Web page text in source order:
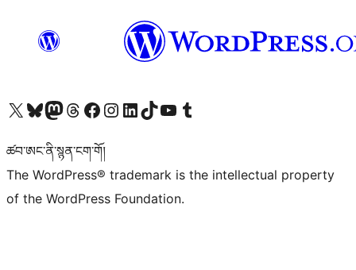
Visit our X (formerly Twitter) account
Visit our Bluesky account
Visit our Mastodon account
Visit our Threads account
Visit our Facebook page
Visit our Instagram account
Visit our LinkedIn account
Visit our TikTok account
Visit our YouTube channel
Visit our Tumblr account
ཚབ་ཨང་ནི་སྙན་ངག་གོ།
The WordPress® trademark is the intellectual property
of the WordPress Foundation.